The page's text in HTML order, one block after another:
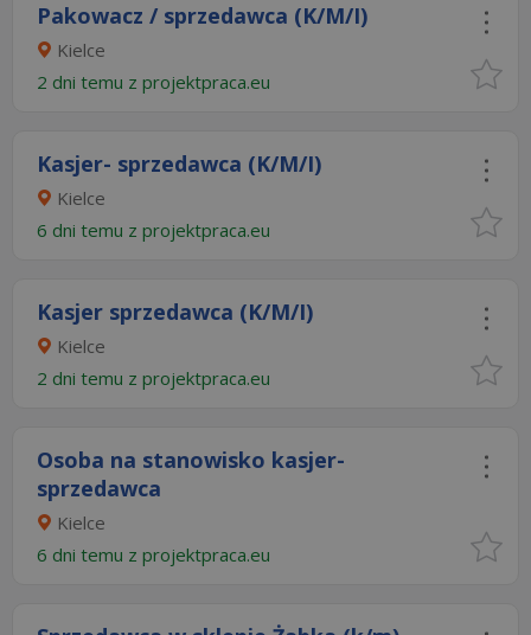
Pakowacz / sprzedawca (K/M/I)
Kielce
2 dni temu z projektpraca.eu
Kasjer- sprzedawca (K/M/I)
Kielce
6 dni temu z projektpraca.eu
Kasjer sprzedawca (K/M/I)
Kielce
2 dni temu z projektpraca.eu
Osoba na stanowisko kasjer-
sprzedawca
Kielce
6 dni temu z projektpraca.eu